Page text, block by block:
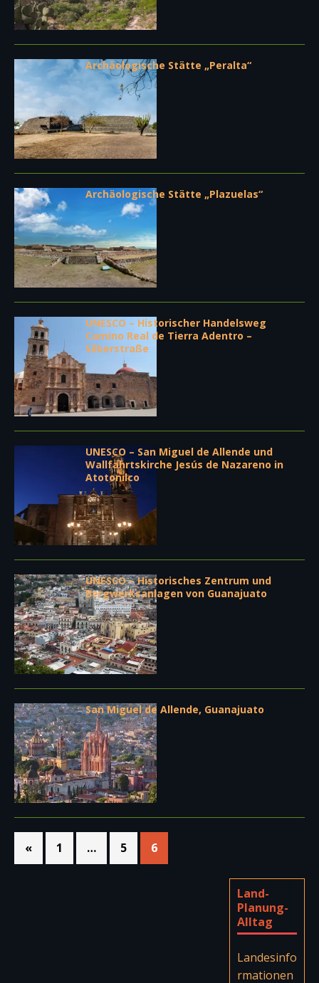
Archäologische Stätte „Peralta“
Archäologische Stätte „Plazuelas“
UNESCO – Historischer Handelsweg
Camino Real de Tierra Adentro –
Silberstraße
UNESCO – San Miguel de Allende und
Wallfahrtskirche Jesús de Nazareno in
Atotonilco
UNESCO – Historisches Zentrum und
Bergwerksanlagen von Guanajuato
San Miguel de Allende, Guanajuato
« 1 … 5 6
Land-
Planung-
Alltag
Landesinfo
rmationen